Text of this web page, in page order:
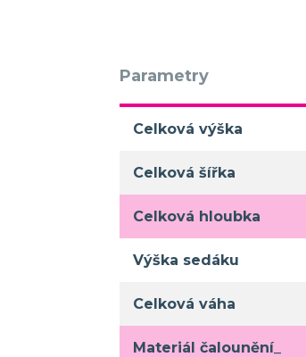
Parametry
Celková výška
Celková šířka
Celková hloubka
Výška sedáku
Celková váha
Materiál čalounění_